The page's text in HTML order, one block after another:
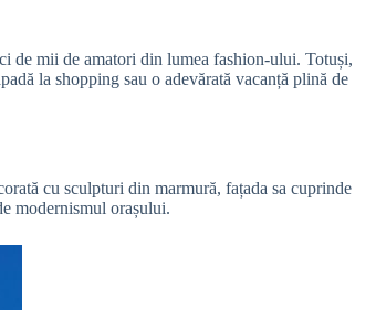
de mii de amatori din lumea fashion-ului. Totuși,
la shopping sau o adevărată vacanță plină de
cu sculpturi din marmură, fațada sa cuprinde
modernismul orașului.